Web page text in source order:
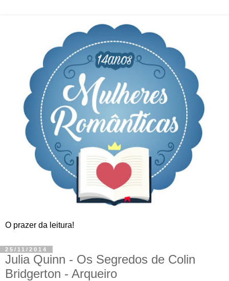
O prazer da leitura!
25/11/2014
Julia Quinn - Os Segredos de Colin
Bridgerton - Arqueiro